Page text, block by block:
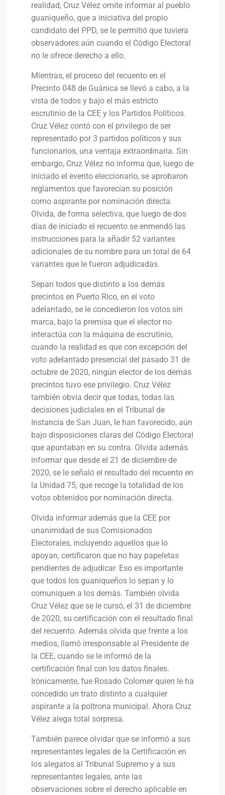
realidad, Cruz Vélez omite informar al pueblo
guaniqueño, que a iniciativa del propio
candidato del PPD, se le permitió que tuviera
observadores aún cuando el Código Electoral
no le ofrece derecho a ello.
Mientras, el proceso del recuento en el
Precinto 048 de Guánica se llevó a cabo, a la
vista de todos y bajo el más estricto
escrutinio de la CEE y los Partidos Políticos.
Cruz Vélez contó con el privilegio de ser
representado por 3 partidos políticos y sus
funcionarios, una ventaja extraordinaria. Sin
embargo, Cruz Vélez no informa que, luego de
iniciado el evento eleccionario, se aprobaron
reglamentos que favorecían su posición
como aspirante por nominación directa.
Olvida, de forma selectiva, que luego de dos
días de iniciado el recuento se enmendó las
instrucciones para la añadir 52 variantes
adicionales de su nombre para un total de 64
variantes que le fueron adjudicadas.
Sepan todos que distinto a los demás
precintos en Puerto Rico, en el voto
adelantado, se le concedieron los votos sin
marca, bajo la premisa que el elector no
interactúa con la máquina de escrutinio,
cuando la realidad es que con excepción del
voto adelantado presencial del pasado 31 de
octubre de 2020, ningún elector de los demás
precintos tuvo ese privilegio. Cruz Vélez
también obvia decir que todas, todas las
decisiones judiciales en el Tribunal de
Instancia de San Juan, le han favorecido, aún
bajo disposiciones claras del Código Electoral
que apuntaban en su contra. Olvida además
informar que desde el 21 de diciembre de
2020, se le señaló el resultado del recuento en
la Unidad 75, que recoge la totalidad de los
votos obtenidos por nominación directa.
Olvida informar además que la CEE por
unanimidad de sus Comisionados
Electorales, incluyendo aquellos que lo
apoyan, certificaron que no hay papeletas
pendientes de adjudicar. Eso es importante
que todos los guaniqueños lo sepan y lo
comuniquen a los demás. También olvida
Cruz Vélez que se le cursó, el 31 de diciembre
de 2020, su certificación con el resultado final
del recuento. Además olvida que frente a los
medios, llamó irresponsable al Presidente de
la CEE, cuando se le informó de la
certificación final con los datos finales.
Irónicamente, fue Rosado Colomer quien le ha
concedido un trato distinto a cualquier
aspirante a la poltrona municipal. Ahora Cruz
Vélez alega total sorpresa.
También parece olvidar que se informó a sus
representantes legales de la Certificación en
los alegatos al Tribunal Supremo y a sus
representantes legales, ante las
observaciones sobre el derecho aplicable en